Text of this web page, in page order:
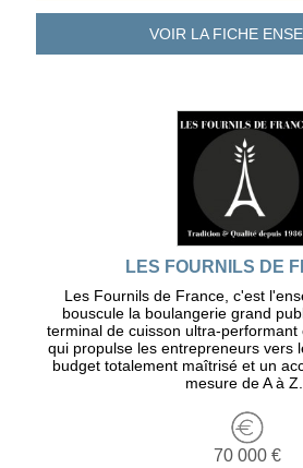
VOIR LA FICHE
LES FOURNILS DE
Les Fournils de France, c'est
bouscule la boulangerie grand
terminal de cuisson ultra-performant
qui propulse les entrepreneurs vers
budget totalement maîtrisé et un
mesure de A à Z.
70 000 €